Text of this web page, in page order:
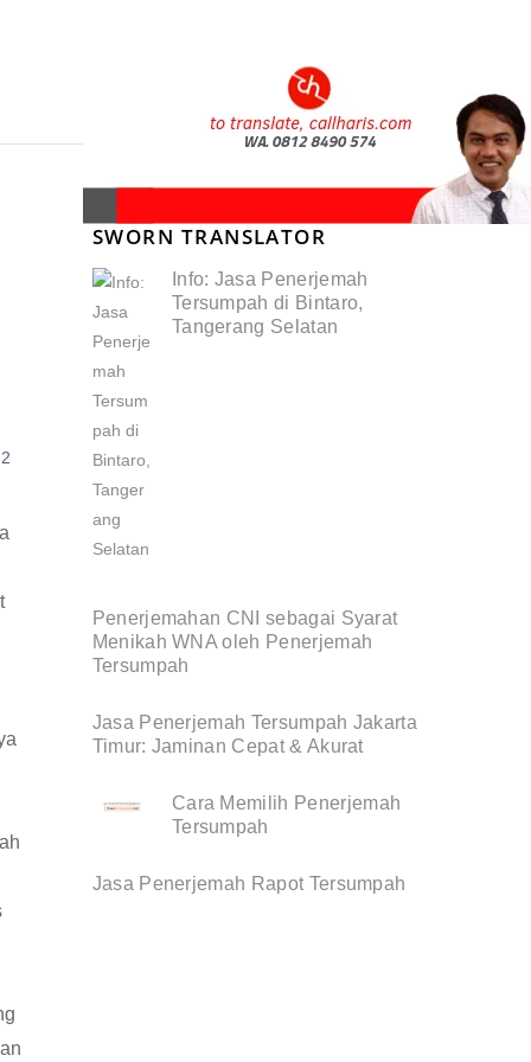
2
SWORN TRANSLATOR
Info: Jasa Penerjemah
Tersumpah di Bintaro,
Tangerang Selatan
Penerjemahan CNI sebagai Syarat
Menikah WNA oleh Penerjemah
Tersumpah
Jasa Penerjemah Tersumpah Jakarta
Timur: Jaminan Cepat & Akurat
Cara Memilih Penerjemah
Tersumpah
Jasa Penerjemah Rapot Tersumpah